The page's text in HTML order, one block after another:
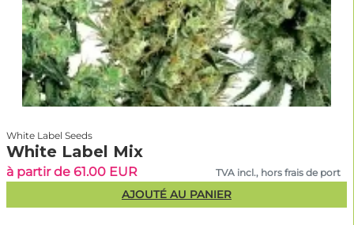
White Label Seeds
White Label Mix
à partir de 61.00 EUR TVA incl., hors frais de port
AJOUTÉ AU PANIER